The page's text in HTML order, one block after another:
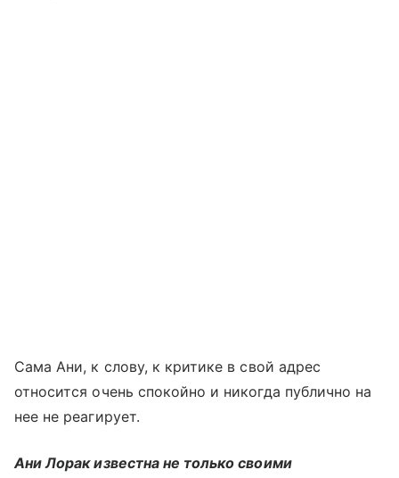
Сама Ани, к слову, к критике в свой адрес
относится очень спокойно и никогда публично на
нее не реагирует.
Ани Лорак известна не только своими